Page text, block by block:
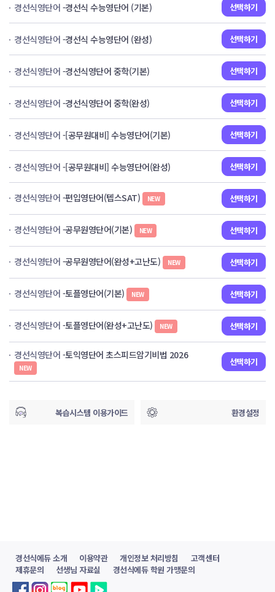
경선식영단어 -경선식 수능영단어 (기본) 선택하기
경선식영단어 -경선식 수능영단어 (완성) 선택하기
경선식영단어 -경선식영단어 중학(기본) 선택하기
경선식영단어 -경선식영단어 중학(완성) 선택하기
경선식영단어 -[공무원대비] 수능영단어(기본) 선택하기
경선식영단어 -[공무원대비] 수능영단어(완성) 선택하기
경선식영단어 -편입영단어(텝스SAT) NEW 선택하기
경선식영단어 -공무원영단어(기본) NEW 선택하기
경선식영단어 -공무원영단어(완성+고난도) NEW 선택하기
경선식영단어 -토플영단어(기본) NEW 선택하기
경선식영단어 -토플영단어(완성+고난도) NEW 선택하기
경선식영단어 -토익영단어 초스피드암기비법 2026
NEW
선택하기
복습시스템 이용가이드 환경설정
경선식에듀 소개 이용약관 개인정보 처리방침
고객센터
제휴문의
선생님 자료실 경선식에듀 학원 가맹문의